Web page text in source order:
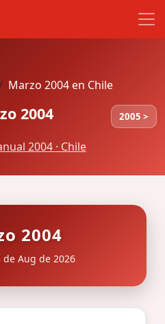
Marzo 2004 en Chile
2004 2005 >
2004 · Chile
2004
de Aug de 2026